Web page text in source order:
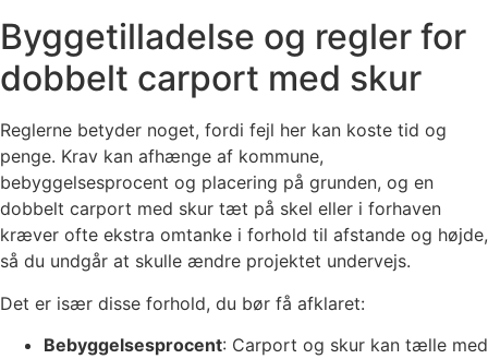
Byggetilladelse og regler for
dobbelt carport med skur
Reglerne betyder noget, fordi fejl her kan koste tid og
penge. Krav kan afhænge af kommune,
bebyggelsesprocent og placering på grunden, og en
dobbelt carport med skur tæt på skel eller i forhaven
kræver ofte ekstra omtanke i forhold til afstande og højde,
så du undgår at skulle ændre projektet undervejs.
Det er især disse forhold, du bør få afklaret:
Bebyggelsesprocent: Carport og skur kan tælle med